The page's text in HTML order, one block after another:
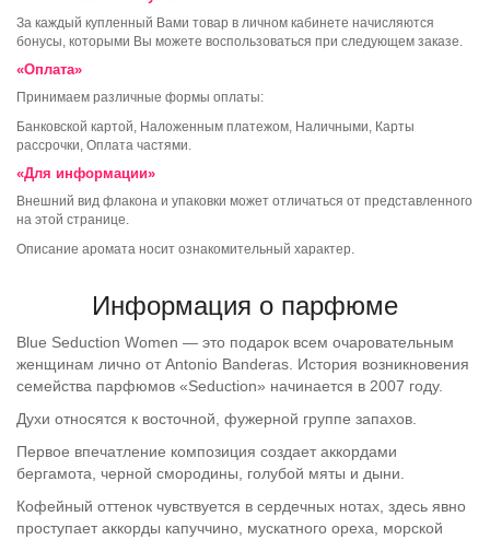
За каждый купленный Вами товар в личном кабинете начисляются
бонусы, которыми Вы можете воспользоваться при следующем заказе.
«Оплата»
Принимаем различные формы оплаты:
Банковской картой, Наложенным платежом, Наличными, Карты
рассрочки, Оплата частями.
«Для информации»
Внешний вид флакона и упаковки может отличаться от представленного
на этой странице.
Описание аромата носит ознакомительный характер.
Информация о парфюме
Blue Seduction Women — это подарок всем очаровательным
женщинам лично от Antonio Banderas. История возникновения
семейства парфюмов «Seduction» начинается в 2007 году.
Духи относятся к восточной, фужерной группе запахов.
Первое впечатление композиция создает аккордами
бергамота, черной смородины, голубой мяты и дыни.
Кофейный оттенок чувствуется в сердечных нотах, здесь явно
проступает аккорды капуччино, мускатного ореха, морской